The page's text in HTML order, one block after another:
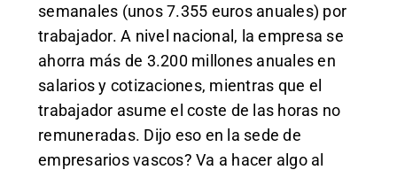
semanales (unos 7.355 euros anuales) por
trabajador. A nivel nacional, la empresa se
ahorra más de 3.200 millones anuales en
salarios y cotizaciones, mientras que el
trabajador asume el coste de las horas no
remuneradas. Dijo eso en la sede de
empresarios vascos? Va a hacer algo al